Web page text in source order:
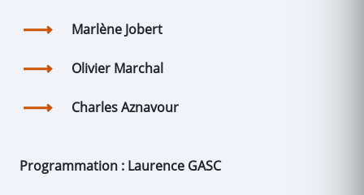
Marlène Jobert
Olivier Marchal
Charles Aznavour
Programmation : Laurence GASC